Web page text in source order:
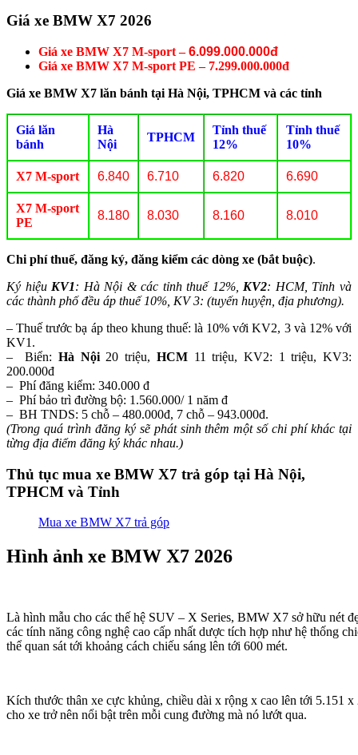
Giá xe BMW X7 2026
Giá xe BMW X7 M-sport–6.099.000.000đ
Giá xe BMW X7 M-sport PE– 7.299.000.000đ
Giá xe BMW X7 lăn bánh tại Hà Nội, TPHCM và các tỉnh
Giá lăn
bánh
Hà
Nội
TPHCM
Tỉnh thuế
12%
Tỉnh thuế
10%
X7 M-sport 6.840 6.710 6.820 6.690
X7 M-sport
PE
8.180 8.030 8.160 8.010
Chi phí thuế, đăng ký, đăng kiểm các dòng xe (bắt buộc).
Ký hiệu KV1: Hà Nội & các tỉnh thuế 12%, KV2: HCM, Tỉnh và
các thành phố đều áp thuế 10%, KV 3: (tuyến huyện, địa phương).
– Thuế trước bạ áp theo khung thuế: là 10% với KV2, 3 và 12% với
KV1.
– Biển:Hà Nội20 triệu, HCM11 triệu, KV2: 1 triệu, KV3:
200.000đ
– Phí đăng kiểm: 340.000 đ
– Phí bảo trì đường bộ: 1.560.000/ 1 năm đ
– BH TNDS: 5 chỗ – 480.000đ, 7 chỗ – 943.000đ.
(Trong quá trình đăng ký sẽ phát sinh thêm một số chi phí khác tại
từng địa điểm đăng ký khác nhau.)
Thủ tục mua xe BMW X7 trả góp tại Hà Nội,
TPHCM và Tỉnh
Mua xe BMW X7 trả góp
Hình ảnh xe BMW X7 2026
Là hình mẫu cho các thế hệ SUV – X Series, BMW X7 sở hữu nét
các tính năng công nghệ cao cấp nhất dược tích hợp như hệ thống
thể quan sát tới khoảng cách chiếu sáng lên tới 600 mét.
Kích thước thân xe cực khủng, chiều dài x rộng x cao lên tới 5.151
cho xe trở nên nổi bật trên mỗi cung đường mà nó lướt qua.